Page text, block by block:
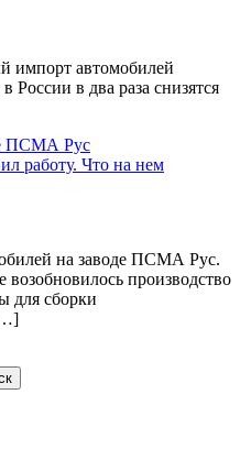
импорт автомобилей
России в два раза снизятся
работу. Что на нем
на заводе ПСМА Рус.
производство
для сборки